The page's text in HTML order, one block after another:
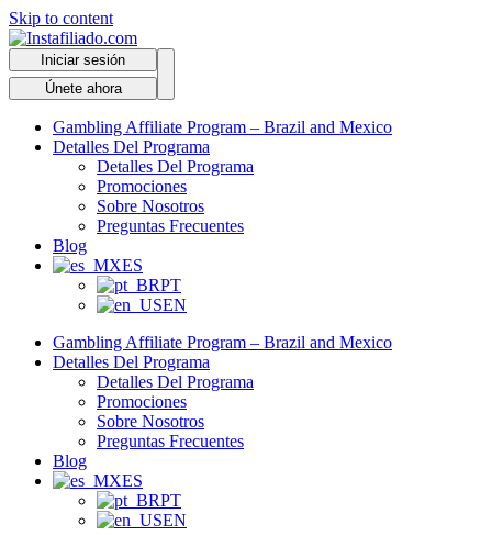
Skip to content
Iniciar sesión
Únete ahora
Gambling Affiliate Program – Brazil and Mexico
Detalles Del Programa
Detalles Del Programa
Promociones
Sobre Nosotros
Preguntas Frecuentes
Blog
ES
PT
EN
Gambling Affiliate Program – Brazil and Mexico
Detalles Del Programa
Detalles Del Programa
Promociones
Sobre Nosotros
Preguntas Frecuentes
Blog
ES
PT
EN